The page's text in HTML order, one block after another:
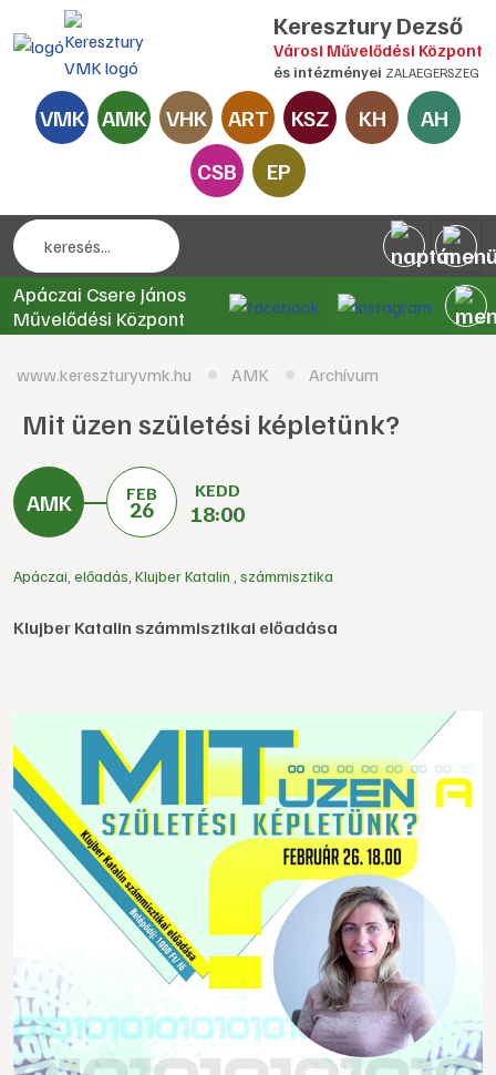
Keresztury Dezső
Városi Művelődési Központ
és intézményei ZALAEGERSZEG
VMK AMK VHK ART KSZ KH
AH
CSB
EP
Apáczai Csere János
Művelődési Központ
www.kereszturyvmk.hu AMK Archívum
Mit üzen születési képletünk?
FEB
26
KEDD
18:00
Apáczai előadás Klujber Katalin számmisztika
Klujber Katalin számmisztikai előadása